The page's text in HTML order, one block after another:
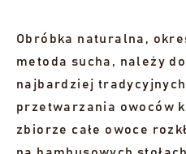
POKAŻ 2
Obróbka naturalna,
metoda sucha, należy
najbardziej
przetwarzania owoców
zbiorze całe owoce